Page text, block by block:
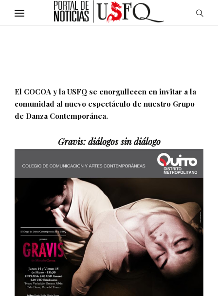
El COCOA y la USFQ se enorgullecen en invitar a la
comunidad al nuevo espectáculo de nuestro Grupo
de Danza Contemporánea.
Gravis: diálogos sin diálogo